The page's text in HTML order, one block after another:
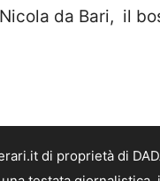
da Bari, il
di proprietà di